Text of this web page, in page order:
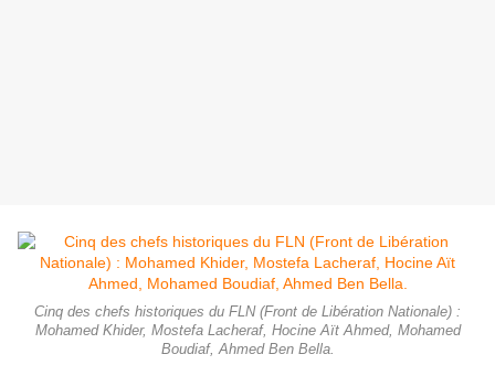
Cinq des chefs historiques du FLN (Front de Libération Nationale) :
Mohamed Khider, Mostefa Lacheraf, Hocine Aït Ahmed, Mohamed
Boudiaf, Ahmed Ben Bella.